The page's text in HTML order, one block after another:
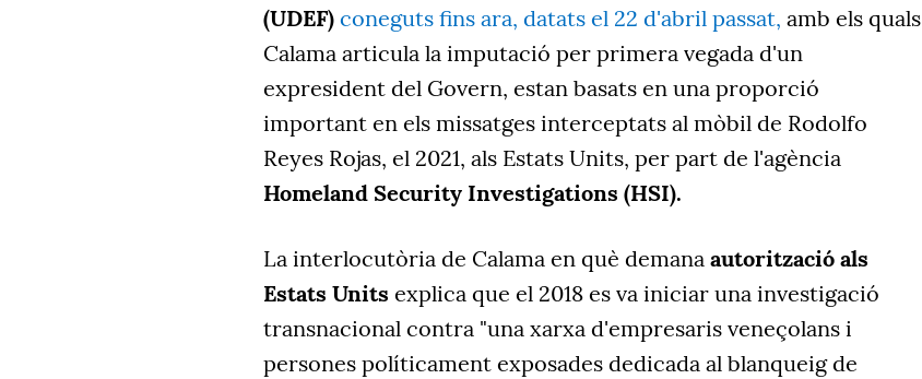
(UDEF) coneguts fins ara, datats el 22 d'abril passat, amb els quals
Calama articula la imputació per primera vegada d'un
expresident del Govern, estan basats en una proporció
important en els missatges interceptats al mòbil de Rodolfo
Reyes Rojas, el 2021, als Estats Units, per part de l'agència
Homeland Security Investigations (HSI).
La interlocutòria de Calama en què demana autorització als
Estats Units explica que el 2018 es va iniciar una investigació
transnacional contra "una xarxa d'empresaris veneçolans i
persones políticament exposades dedicada al blanqueig de